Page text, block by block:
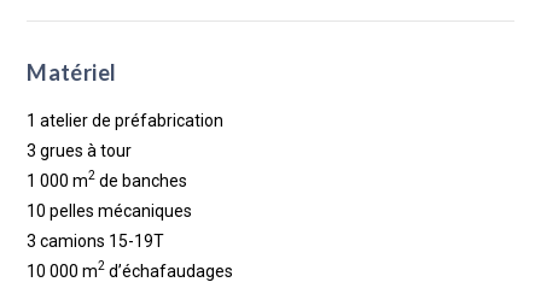
Matériel
1 atelier de préfabrication
3 grues à tour
1 000 m2 de banches
10 pelles mécaniques
3 camions 15-19T
10 000 m2 d’échafaudages